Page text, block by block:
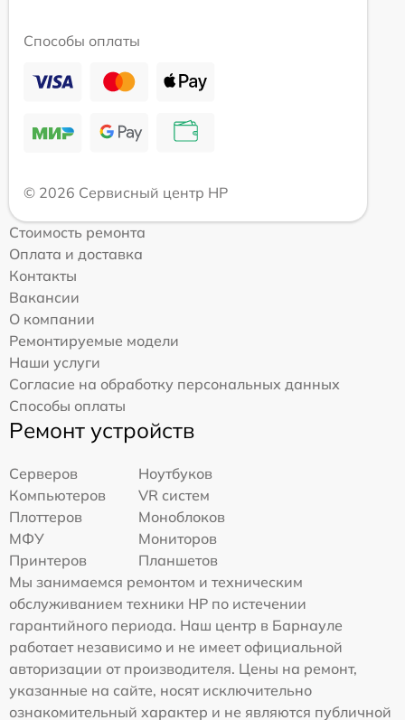
Способы оплаты
© 2026 Сервисный центр HP
Стоимость ремонта
Оплата и доставка
Контакты
Вакансии
О компании
Ремонтируемые модели
Наши услуги
Согласие на обработку персональных данных
Способы оплаты
Ремонт устройств
Серверов
Ноутбуков
Компьютеров
VR систем
Плоттеров
Моноблоков
МФУ
Мониторов
Принтеров
Планшетов
Мы занимаемся ремонтом и техническим
обслуживанием техники HP по истечении
гарантийного периода. Наш центр в Барнауле
работает независимо и не имеет официальной
авторизации от производителя. Цены на ремонт,
указанные на сайте, носят исключительно
ознакомительный характер и не являются публичной